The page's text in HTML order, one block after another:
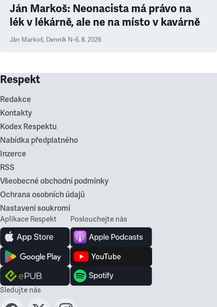
Ján Markoš: Neonacista má právo na
lék v lékárně, ale ne na místo v kavárně
Ján Markoš, Denník N•6. 8. 2026
Respekt
Redakce
Kontakty
Kodex Respektu
Nabídka předplatného
Inzerce
RSS
Všeobecné obchodní podmínky
Ochrana osobních údajů
Nastavení soukromí
Aplikace Respekt Poslouchejte nás
Sledujte nás